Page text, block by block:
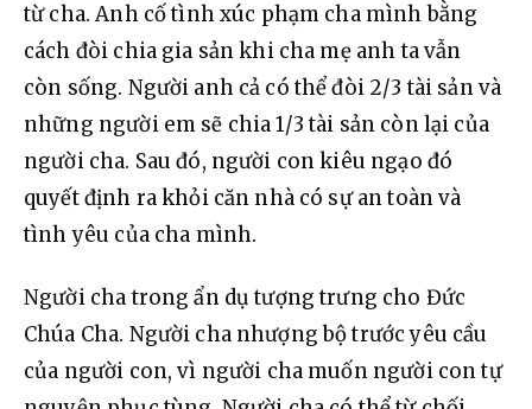
từ cha. Anh cố tình xúc phạm cha mình bằng
cách đòi chia gia sản khi cha mẹ anh ta vẫn
còn sống. Người anh cả có thể đòi 2/3 tài sản và
những người em sẽ chia 1/3 tài sản còn lại của
người cha. Sau đó, người con kiêu ngạo đó
quyết định ra khỏi căn nhà có sự an toàn và
tình yêu của cha mình.
Người cha trong ẩn dụ tượng trưng cho Đức
Chúa Cha. Người cha nhượng bộ trước yêu cầu
của người con, vì người cha muốn người con tự